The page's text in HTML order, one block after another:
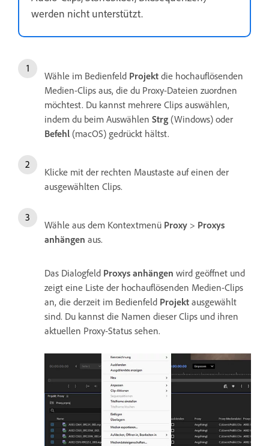
werden nicht unterstützt.
Wähle im Bedienfeld Projekt die hochauflösenden
Medien-Clips aus, die du Proxy-Dateien zuordnen
möchtest. Du kannst mehrere Clips auswählen,
indem du beim Auswählen Strg (Windows) oder
Befehl (macOS) gedrückt hältst.
Klicke mit der rechten Maustaste auf einen der
ausgewählten Clips.
Wähle aus dem Kontextmenü Proxy > Proxys
anhängen aus.
Das Dialogfeld Proxys anhängen wird geöffnet und
zeigt eine Liste der hochauflösenden Medien-Clips
an, die derzeit im Bedienfeld Projekt ausgewählt
sind. Du kannst die Namen dieser Clips und ihren
aktuellen Proxy-Status sehen.